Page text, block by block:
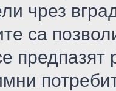
чрез
са
предпазят